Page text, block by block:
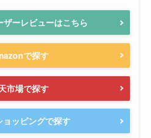
ザーレビューはこちら
で探す
市場で探す
ッピングで探す